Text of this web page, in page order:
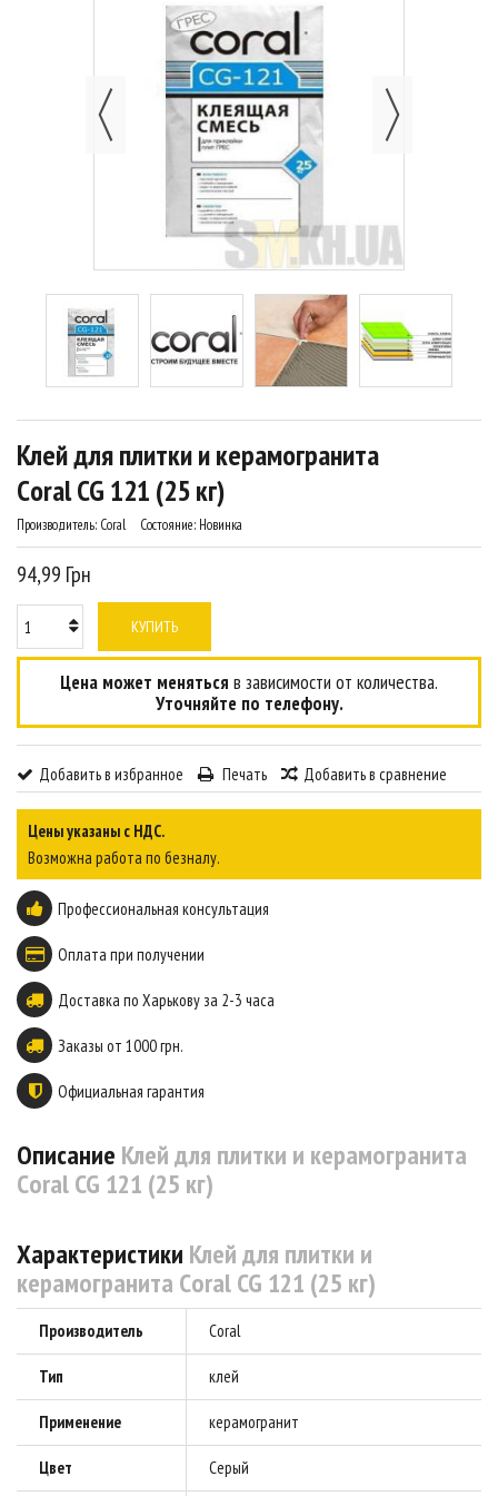
Клей для плитки и керамогранита
Сoral CG 121 (25 кг)
Производитель: Coral Состояние: Новинка
94,99 Грн
КУПИТЬ
Цена может меняться в зависимости от количества.
Уточняйте по телефону.
Добавить в избранное Печать Добавить в сравнение
Цены указаны с НДС.
Возможна работа по безналу.
Профессиональная консультация
Оплата при получении
Доставка по Харькову за 2-3 часа
Заказы от 1000 грн.
Официальная гарантия
Описание Клей для плитки и керамогранита
Сoral CG 121 (25 кг)
Характеристики Клей для плитки и
керамогранита Сoral CG 121 (25 кг)
Производитель Coral
Тип клей
Применение керамогранит
Цвет Серый